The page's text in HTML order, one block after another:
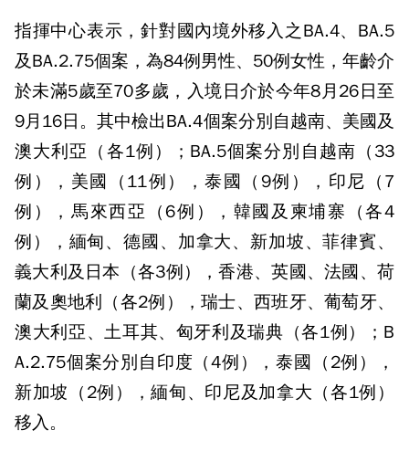
指揮中心表示，針對國內境外移入之BA.4、BA.5
及BA.2.75個案，為84例男性、50例女性，年齡介
於未滿5歲至70多歲，入境日介於今年8月26日至
9月16日。其中檢出BA.4個案分別自越南、美國及
澳大利亞（各1例）；BA.5個案分別自越南（33
例），美國（11例），泰國（9例），印尼（7
例），馬來西亞（6例），韓國及柬埔寨（各4
例），緬甸、德國、加拿大、新加坡、菲律賓、
義大利及日本（各3例），香港、英國、法國、荷
蘭及奧地利（各2例），瑞士、西班牙、葡萄牙、
澳大利亞、土耳其、匈牙利及瑞典（各1例）；B
A.2.75個案分別自印度（4例），泰國（2例），
新加坡（2例），緬甸、印尼及加拿大（各1例）
移入。